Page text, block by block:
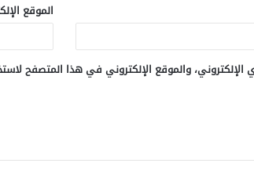
الموقع
والموقع الإلكتروني في هذا المتصفح